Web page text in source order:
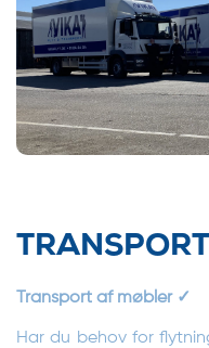
Transport af møbler ✓
Har du behov for